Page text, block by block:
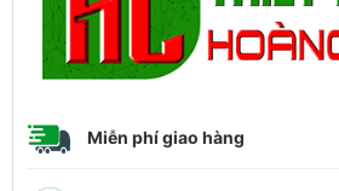
Miễn phí giao hàng